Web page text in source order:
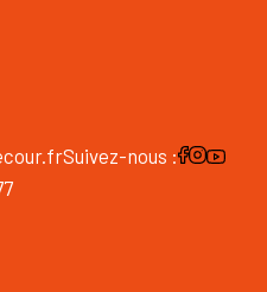
Suivez-nous :